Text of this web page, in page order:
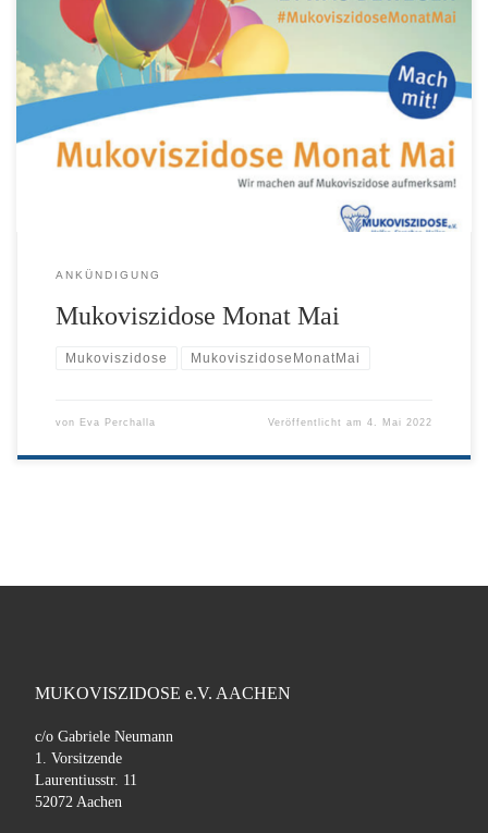
Unser Bundesverband hat dieses Jahr dazu aufgerufen, den Monat
Mai als Aufmerksamkeitsmonat für Mukoviszidose zu begehen.
Wir sind dabei.
ANKÜNDIGUNG
Mukoviszidose Monat Mai
Mukoviszidose MukoviszidoseMonatMai
von Eva Perchalla Veröffentlicht am4. Mai 2022
MUKOVISZIDOSE e.V. AACHEN
c/o Gabriele Neumann
1. Vorsitzende
Laurentiusstr. 11
52072 Aachen